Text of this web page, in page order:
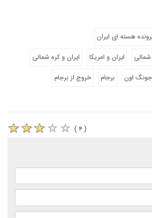
هسته ای ایران
ایران و امریکا
ایران و کره شمالی
اون برجام خروج از برجام
( ۴ )